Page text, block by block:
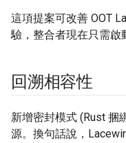
這項提案可改善 OOT
驗，整合者現在只需啟
回溯相容性
新增密封模式 (Rust 捆
源。換句話說，